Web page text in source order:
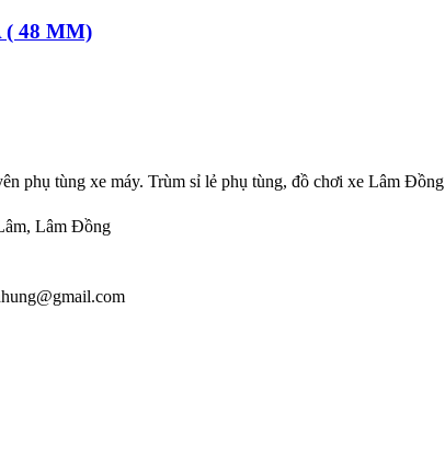
( 48 MM)
phụ tùng xe máy. Trùm sỉ lẻ phụ tùng, đồ chơi xe Lâm Đồng
Lâm Đồng